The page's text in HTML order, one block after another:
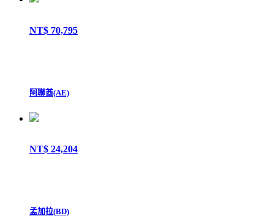
NT$ 70,795
阿聯酋(AE)
NT$ 24,204
孟加拉(BD)